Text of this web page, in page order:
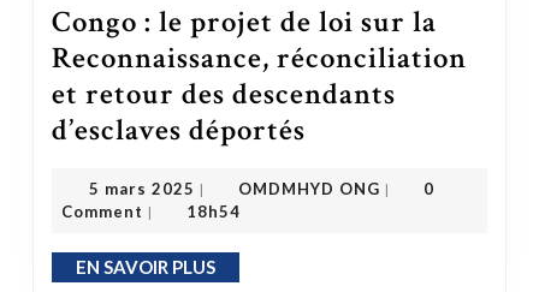
Congo : le projet de loi sur la
Reconnaissance, réconciliation
et retour des descendants
d’esclaves déportés
5 mars 2025 | OMDMHYD ONG |
0
Comment | 18h54
EN SAVOIR PLUSEN SAVOIR PLUS